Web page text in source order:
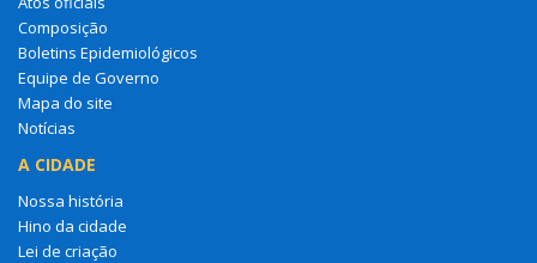
Composição
Boletins Epidemiológicos
Equipe de Governo
Mapa do site
Notícias
A CIDADE
Nossa história
Hino da cidade
Lei de criação